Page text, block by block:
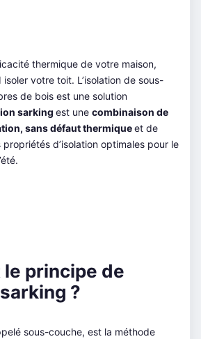
thermique de votre maison,
votre toit. L’isolation de sous-
de bois est une solution
sarking est une combinaison de
sans défaut thermiqueet de
d’isolation optimales pour le
le principe de
?
sous-couche, est la méthode